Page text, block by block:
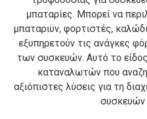
μπαταρίες. Μπορεί να
μπαταριϋν, φορτιστές,
εξυπηρετούν τις ανάγκες
των συσκευών. Αυτό το
καταναλωτών που
αξιόπιστες λύσεις για τη
συσκευών